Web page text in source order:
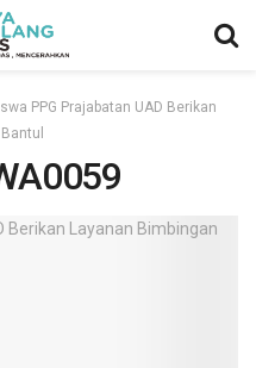
PPG Prajabatan UAD Berikan